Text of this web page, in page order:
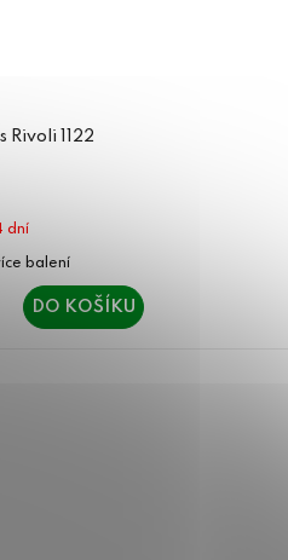
Rivoli 1122
dní
DO KOŠÍKU